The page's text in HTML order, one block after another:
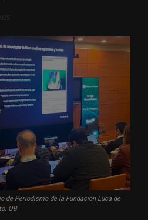
de Periodismo de la Fundación Luca de
OB